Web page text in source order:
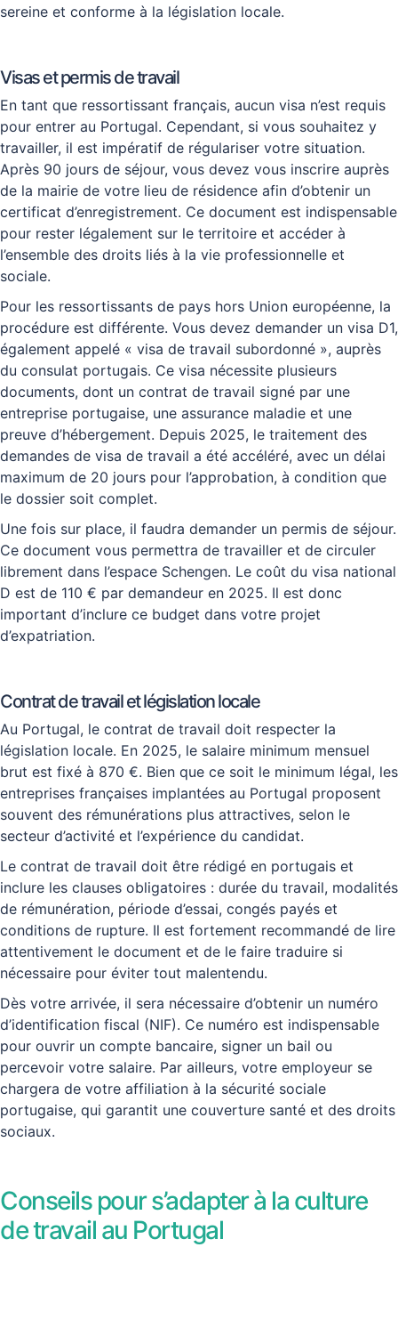
sereine et conforme à la législation locale.
Visas et permis de travail
En tant que ressortissant français, aucun visa n’est requis
pour entrer au Portugal. Cependant, si vous souhaitez y
travailler, il est impératif de régulariser votre situation.
Après 90 jours de séjour, vous devez vous inscrire auprès
de la mairie de votre lieu de résidence afin d’obtenir un
certificat d’enregistrement. Ce document est indispensable
pour rester légalement sur le territoire et accéder à
l’ensemble des droits liés à la vie professionnelle et
sociale.
Pour les ressortissants de pays hors Union européenne, la
procédure est différente. Vous devez demander un visa D1,
également appelé « visa de travail subordonné », auprès
du consulat portugais. Ce visa nécessite plusieurs
documents, dont un contrat de travail signé par une
entreprise portugaise, une assurance maladie et une
preuve d’hébergement. Depuis 2025, le traitement des
demandes de visa de travail a été accéléré, avec un délai
maximum de 20 jours pour l’approbation, à condition que
le dossier soit complet.
Une fois sur place, il faudra demander un permis de séjour.
Ce document vous permettra de travailler et de circuler
librement dans l’espace Schengen. Le coût du visa national
D est de 110 € par demandeur en 2025. Il est donc
important d’inclure ce budget dans votre projet
d’expatriation.
Contrat de travail et législation locale
Au Portugal, le contrat de travail doit respecter la
législation locale. En 2025, le salaire minimum mensuel
brut est fixé à 870 €. Bien que ce soit le minimum légal, les
entreprises françaises implantées au Portugal proposent
souvent des rémunérations plus attractives, selon le
secteur d’activité et l’expérience du candidat.
Le contrat de travail doit être rédigé en portugais et
inclure les clauses obligatoires : durée du travail, modalités
de rémunération, période d’essai, congés payés et
conditions de rupture. Il est fortement recommandé de lire
attentivement le document et de le faire traduire si
nécessaire pour éviter tout malentendu.
Dès votre arrivée, il sera nécessaire d’obtenir un numéro
d’identification fiscal (NIF). Ce numéro est indispensable
pour ouvrir un compte bancaire, signer un bail ou
percevoir votre salaire. Par ailleurs, votre employeur se
chargera de votre affiliation à la sécurité sociale
portugaise, qui garantit une couverture santé et des droits
sociaux.
Conseils pour s’adapter à la culture
de travail au Portugal